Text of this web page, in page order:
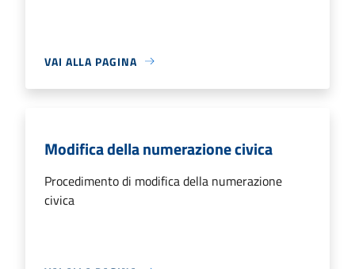
VAI ALLA PAGINA
Modifica della numerazione civica
Procedimento di modifica della numerazione
civica